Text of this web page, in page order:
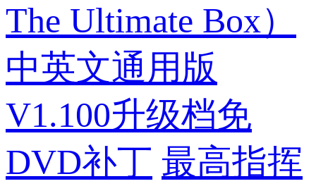
The Ultimate Box）
中英文通用版
V1.100升级档免
DVD补丁 最高指挥